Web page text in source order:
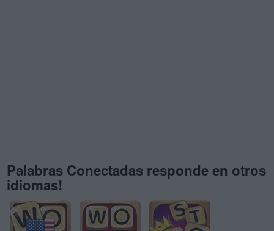
Palabras Conectadas responde en otros
idiomas!